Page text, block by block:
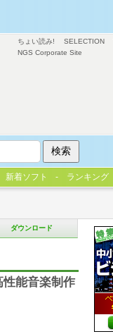
ダウンロード
能音楽制作
ちょい読み! SELECTION
NGS Corporate Site
新着ソフト ランキング